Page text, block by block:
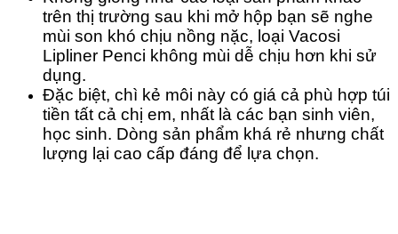
trên thị trường sau khi mở hộp bạn sẽ nghe
mùi son khó chịu nồng nặc, loại Vacosi
Lipliner Penci không mùi dễ chịu hơn khi sử
dụng.
Đặc biệt, chì kẻ môi này có giá cả phù hợp túi
tiền tất cả chị em, nhất là các bạn sinh viên,
học sinh. Dòng sản phẩm khá rẻ nhưng chất
lượng lại cao cấp đáng để lựa chọn.